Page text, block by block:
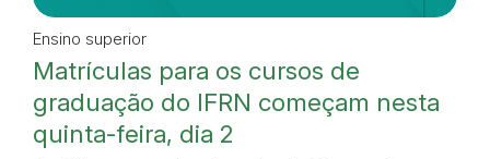
Ensino superior
Matrículas para os cursos de
graduação do IFRN começam nesta
quinta-feira, dia 2